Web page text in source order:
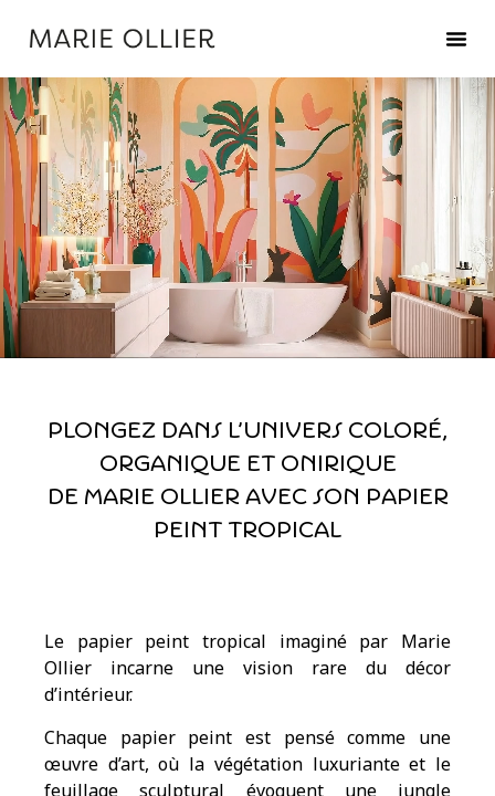
Plongez dans l’univers coloré,
organique et onirique
de Marie Ollier avec son papier
peint tropical
Le papier peint tropical imaginé par Marie
Ollier incarne une vision rare du décor
d’intérieur.
Chaque papier peint est pensé comme une
œuvre d’art, où la végétation luxuriante et le
feuillage sculptural évoquent une jungle